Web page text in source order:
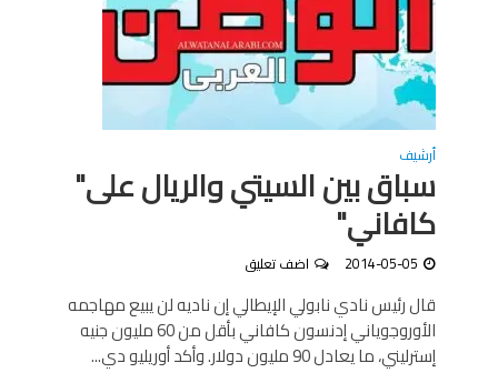
أرشيف
سباق بين السيتي والريال على"
كافاني"
2014-05-05 اضف تعليق
قال رئيس نادي نابولي الإيطالي إن ناديه لن يبيع مهاجمه
الأوروجوياني إدنسون كافاني بأقل من 60 مليون جنيه
إسترليني، ما يعادل 90 مليون دولار. وأكد أوريليو دي...